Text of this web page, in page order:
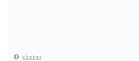
jelentem